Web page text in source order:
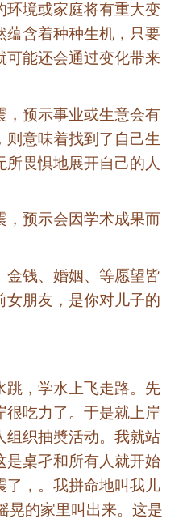
环境或家庭将有重大变
蕴含着种种生机，只要
可能还会通过变化带来
，预示事业或生意会有
则意味着找到了自己生
畏惧地展开自己的人
，预示会因学术成果而
金钱、婚姻、等愿望皆
女朋友，是你对儿子的
跳，学水上飞走路。先
很吃力了。于是就上岸
组织抽奬活动。我就站
是桌孑和所有人就开始
了，。我拼命地叫我儿
晃的家里叫出来。这是